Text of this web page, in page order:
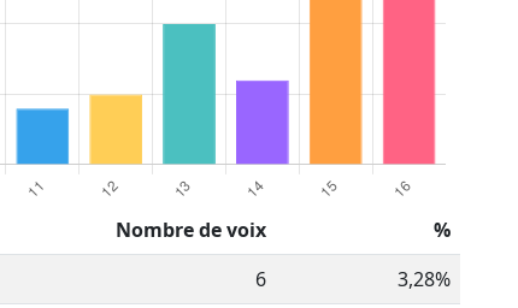
Nombre de voix
%
6
3,28%